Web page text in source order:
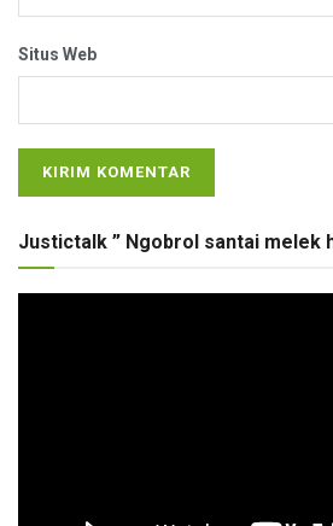
Situs Web
Justictalk ” Ngobrol santai melek